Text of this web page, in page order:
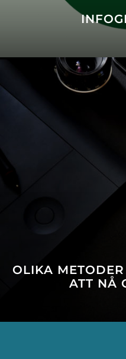
OLIKA
ATT NÅ